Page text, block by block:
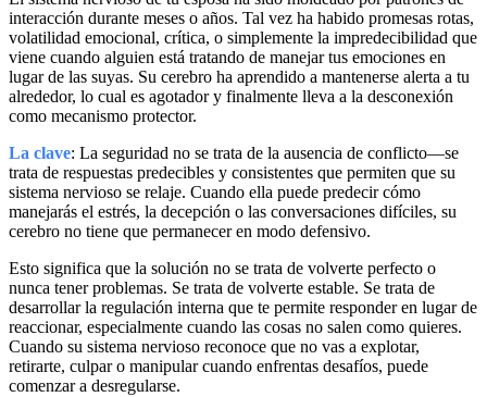
interacción durante meses o años. Tal vez ha habido promesas rotas,
volatilidad emocional, crítica, o simplemente la impredecibilidad que
viene cuando alguien está tratando de manejar tus emociones en
lugar de las suyas. Su cerebro ha aprendido a mantenerse alerta a tu
alrededor, lo cual es agotador y finalmente lleva a la desconexión
como mecanismo protector.
La clave: La seguridad no se trata de la ausencia de conflicto—se
trata de respuestas predecibles y consistentes que permiten que su
sistema nervioso se relaje. Cuando ella puede predecir cómo
manejarás el estrés, la decepción o las conversaciones difíciles, su
cerebro no tiene que permanecer en modo defensivo.
Esto significa que la solución no se trata de volverte perfecto o
nunca tener problemas. Se trata de volverte estable. Se trata de
desarrollar la regulación interna que te permite responder en lugar de
reaccionar, especialmente cuando las cosas no salen como quieres.
Cuando su sistema nervioso reconoce que no vas a explotar,
retirarte, culpar o manipular cuando enfrentas desafíos, puede
comenzar a desregularse.